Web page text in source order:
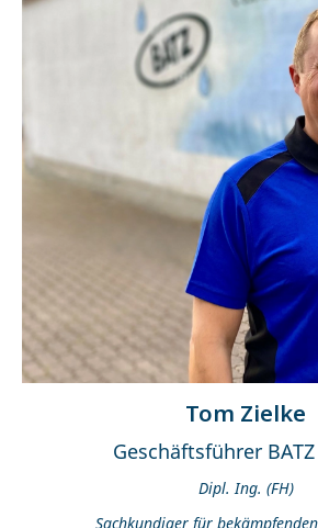
Tom Zielke
Geschäftsführer
Dipl. Ing. (FH)
Sachkundiger für